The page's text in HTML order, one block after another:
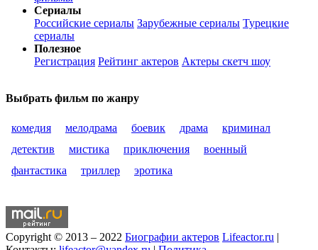
Сериалы
Российские сериалы Зарубежные сериалы Турецкие
сериалы
Полезное
Регистрация Рейтинг актеров Актеры скетч шоу
Выбрать фильм по жанру
комедия мелодрама боевик драма
криминал
детектив
мистика приключения
военный
фантастика
триллер эротика
Copyright © 2013 – 2022 Биографии актеров Lifeactor.ru |